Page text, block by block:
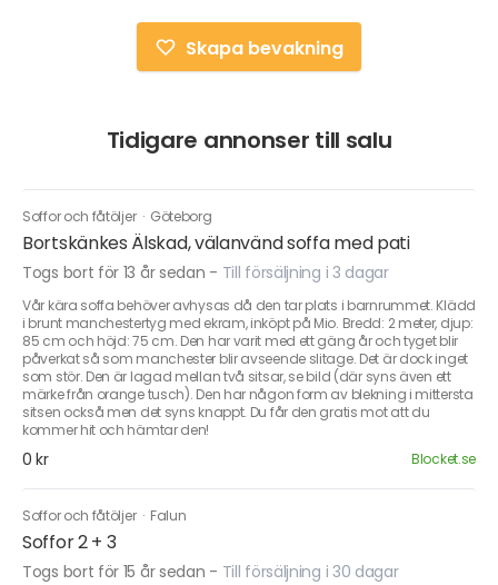
Skapa bevakning
Tidigare annonser till salu
Soffor och fåtöljer · Göteborg
Bortskänkes Älskad, välanvänd soffa med pati
Togs bort för 13 år sedan - Till försäljning i 3 dagar
Vår kära soffa behöver avhysas då den tar plats i barnrummet. Klädd
i brunt manchestertyg med ekram, inköpt på Mio. Bredd: 2 meter, djup:
85 cm och höjd: 75 cm. Den har varit med ett gäng år och tyget blir
påverkat så som manchester blir avseende slitage. Det är dock inget
som stör. Den är lagad mellan två sitsar, se bild (där syns även ett
märke från orange tusch). Den har någon form av blekning i mittersta
sitsen också men det syns knappt. Du får den gratis mot att du
kommer hit och hämtar den!
0 kr Blocket.se
Soffor och fåtöljer · Falun
Soffor 2 + 3
Togs bort för 15 år sedan - Till försäljning i 30 dagar